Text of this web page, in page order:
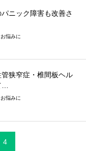
ニック障害も改善さ
悩みに
狭窄症・椎間板ヘル
…
悩みに
4